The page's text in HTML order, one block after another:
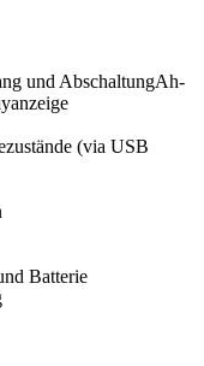
und AbschaltungAh-
(via USB
Batterie